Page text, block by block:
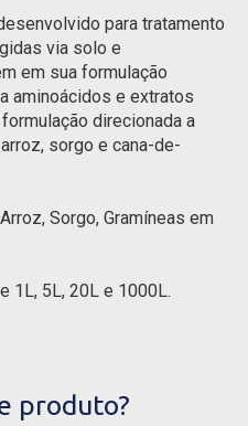
para tratamento
via solo e
em sua formulação
aminoácidos e extratos
direcionada a
sorgo e cana-de-
Sorgo, Gramíneas em
1L, 5L, 20L e 1000L.
produto?